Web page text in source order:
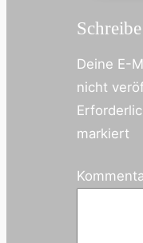
Deine E-
nicht
markiert